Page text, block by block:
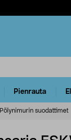
Pienrauta
Pölynimurin suodattimet